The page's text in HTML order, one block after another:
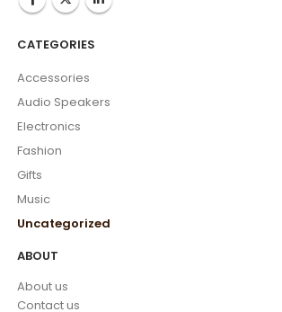
CATEGORIES
Accessories
Audio Speakers
Electronics
Fashion
Gifts
Music
Uncategorized
ABOUT
About us
Contact us